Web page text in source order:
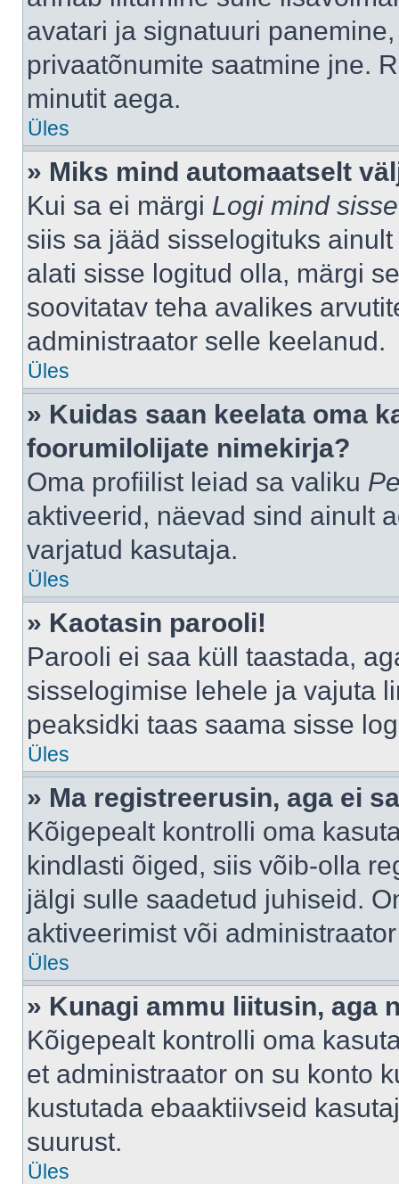
avatari ja signatuuri
privaatõnumite saatmine jne.
minutit aega.
Üles
» Miks mind automaatselt
Kui sa ei märgi Logi mind
siis sa jääd sisselogituks
alati sisse logitud olla, märgi
soovitatav teha avalikes
administraator selle keelanud.
Üles
» Kuidas saan keelata oma
foorumilolijate nimekirja?
Oma profiilist leiad sa valiku
aktiveerid, näevad sind ainult
varjatud kasutaja.
Üles
» Kaotasin parooli!
Parooli ei saa küll taastada,
sisselogimise lehele ja vajuta
peaksidki taas saama sisse
Üles
» Ma registreerusin, aga ei
Kõigepealt kontrolli oma
kindlasti õiged, siis võib-olla
jälgi sulle saadetud juhiseid.
aktiveerimist või
Üles
» Kunagi ammu liitusin, aga
Kõigepealt kontrolli oma
et administraator on su konto
kustutada ebaaktiivseid
suurust.
Üles